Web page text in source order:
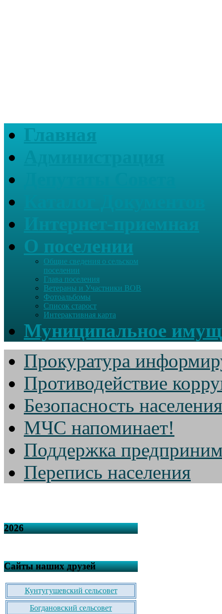
Главная
О поселении
Общие сведения о сельском
поселении
Глава поселения
Ветераны и Участники ВОВ
Фотоальбомы
Список старост
Интерактивная карта
Муниципальное
Прокуратура
Противодействие
Безопасность населения
МЧС напоминает!
Поддержка
Перепись населения
2026
Сайты наших друзей
Кунтугушевский сельсовет
Богдановский сельсовет